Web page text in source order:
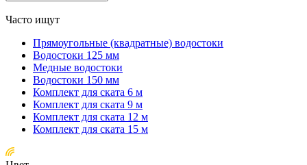
Часто ищут
Прямоугольные (квадратные) водостоки
Водостоки 125 мм
Медные водостоки
Водостоки 150 мм
Комплект для ската 6 м
Комплект для ската 9 м
Комплект для ската 12 м
Комплект для ската 15 м